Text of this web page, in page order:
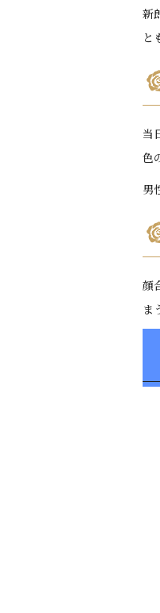
新
と
当
色
男
顔
ま